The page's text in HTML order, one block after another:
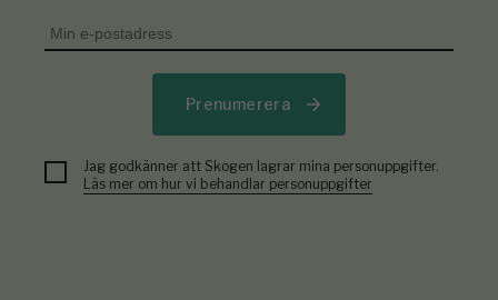
Prenumerera
Jag godkänner att Skogen lagrar mina personuppgifter.
Läs mer om hur vi behandlar personuppgifter